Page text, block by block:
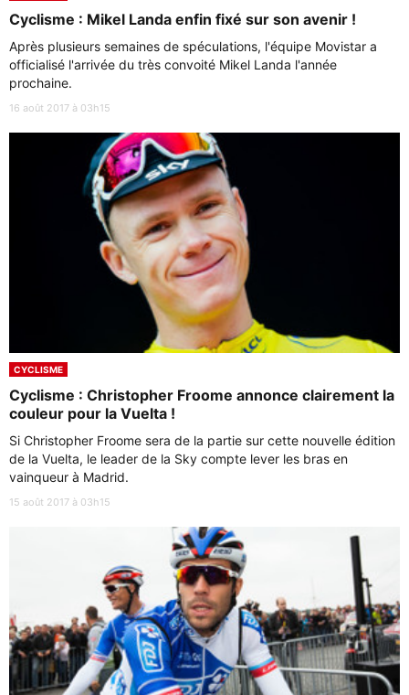
Cyclisme : Mikel Landa enfin fixé sur son avenir !
Après plusieurs semaines de spéculations, l'équipe Movistar a
officialisé l'arrivée du très convoité Mikel Landa l'année
prochaine.
16 août 2017 à 03h15
CYCLISME
Cyclisme : Christopher Froome annonce clairement la
couleur pour la Vuelta !
Si Christopher Froome sera de la partie sur cette nouvelle édition
de la Vuelta, le leader de la Sky compte lever les bras en
vainqueur à Madrid.
15 août 2017 à 03h15